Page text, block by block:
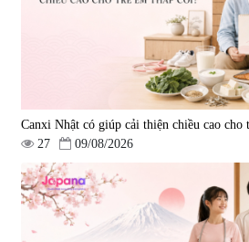
Canxi Nhật có giúp cải thiện chiều cao cho
27
09/08/2026